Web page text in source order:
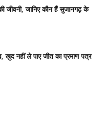
जीवनी, जानिए कौन हैं सुजानगढ़ के
खुद नहीं ले पाए जीत का प्रमाण पत्र